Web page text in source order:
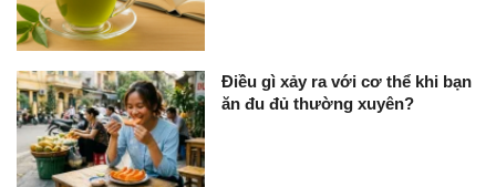
Điều gì xảy ra với cơ thể khi bạn
ăn đu đủ thường xuyên?